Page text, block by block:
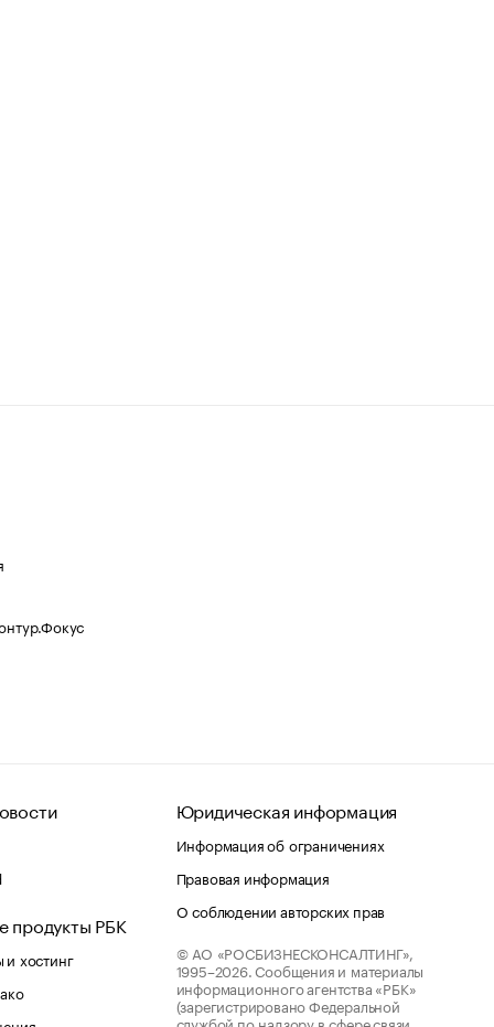
продукты РБК
хостинг
Юридическая информация
Информация об ограничениях
Правовая информация
О соблюдении авторских прав
© АО «РОСБИЗНЕСКОНСАЛТИНГ»,
1995–2026. Сообщения и материалы
информационного агентства «РБК»
(зарегистрировано Федеральной
службой по надзору в сфере связи,